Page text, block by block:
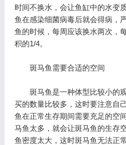
时间不换水，会让鱼缸中的水变
鱼在感染细菌病毒后就会得病，
鱼的时候，每周应该换水两次，
积的1/4。
斑马鱼需要合适的空间
斑马鱼是一种体型比较小的观
买的数量比较多，这时要注意自
鱼在正常生存期间需要充足的空
马鱼太多，就会让斑马鱼的生存
鱼密度太大，这时斑马鱼无法正